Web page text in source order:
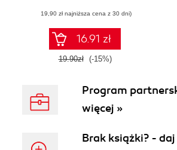
(19,90 zł najniższa cena z 30 dni)
16.91 zł
19.90zł (-15%)
Program
więcej »
Brak książki? -